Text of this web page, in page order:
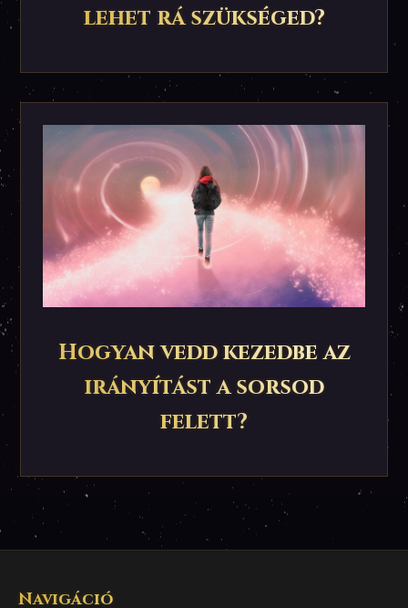
lehet rá szükséged?
Hogyan vedd kezedbe az
irányítást a sorsod
felett?
Navigáció